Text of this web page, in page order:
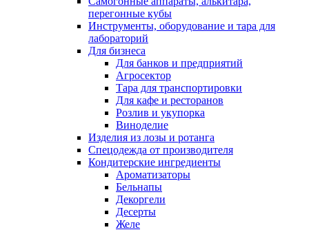
перегонные кубы
Инструменты, оборудование и тара для
лабораторий
Для бизнеса
Для банков и предприятий
Агросектор
Тара для транспортировки
Для кафе и ресторанов
Розлив и укупорка
Виноделие
Изделия из лозы и ротанга
Спецодежда от производителя
Кондитерские ингредиенты
Ароматизаторы
Бельнапы
Декоргели
Десерты
Желe